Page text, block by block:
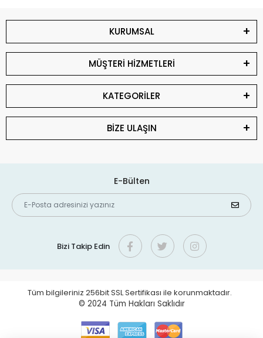
KURUMSAL
MÜŞTERİ HİZMETLERİ
KATEGORİLER
BİZE ULAŞIN
E-Bülten
Bizi Takip Edin
Tüm bilgileriniz 256bit SSL Sertifikası ile korunmaktadır.
© 2024 Tüm Hakları Saklıdır